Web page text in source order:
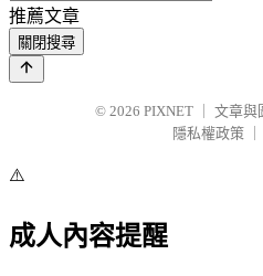
推薦文章
關閉搜尋
© 2026 PIXNET
文章與
隱私權政策
⚠️
成人內容提醒